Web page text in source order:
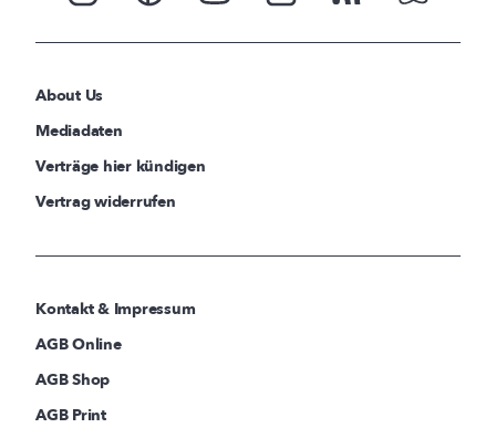
About Us
Mediadaten
Verträge hier kündigen
Vertrag widerrufen
Kontakt & Impressum
AGB Online
AGB Shop
AGB Print